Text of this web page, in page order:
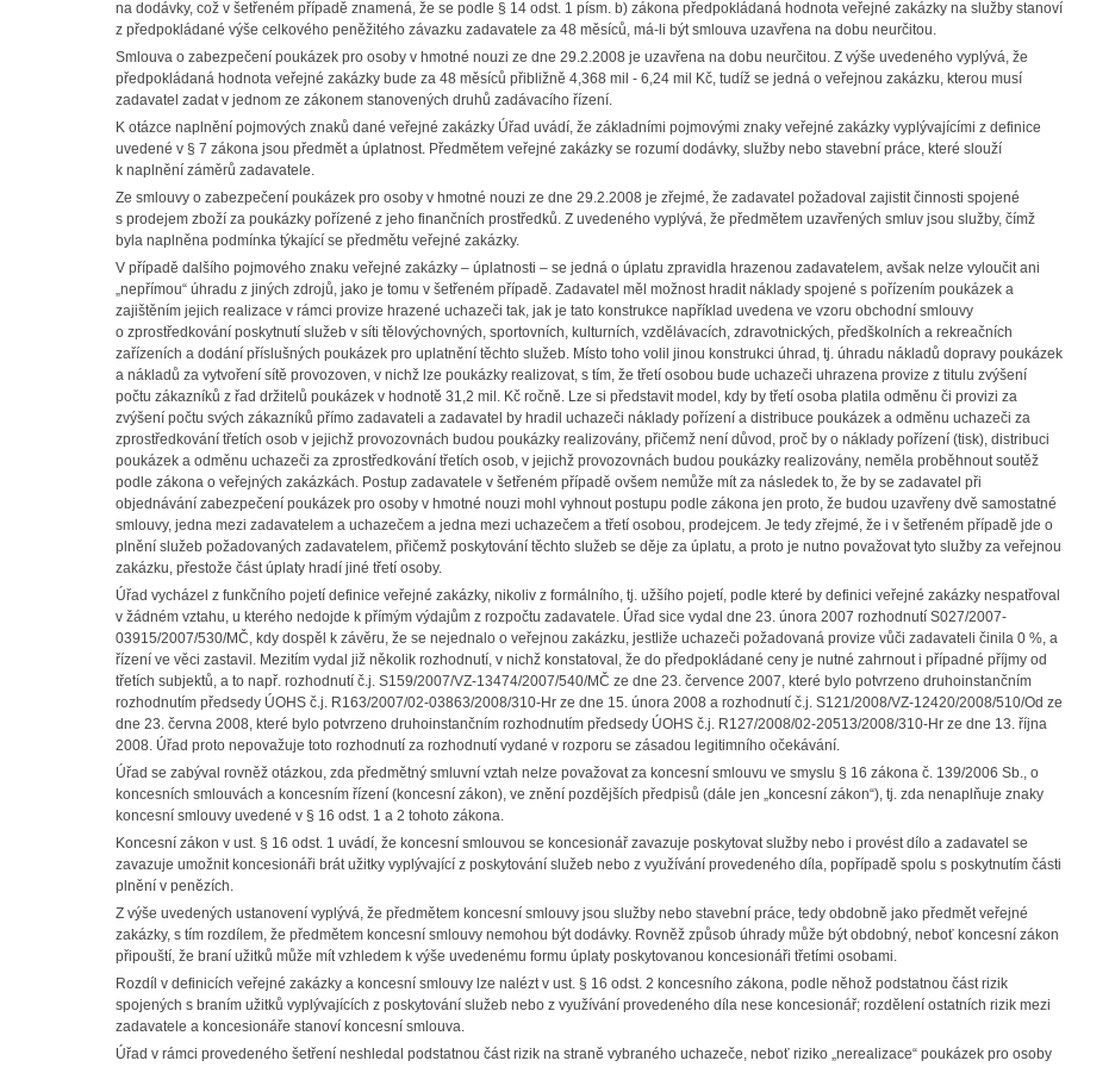
na dodávky, což v šetřeném případě znamená, že se podle § 14 odst. 1 písm. b) zákona předpokládaná hodnota veřejné zakázky na služby stanoví
z předpokládané výše celkového peněžitého závazku zadavatele za 48 měsíců, má-li být smlouva uzavřena na dobu neurčitou.
Smlouva o zabezpečení poukázek pro osoby v hmotné nouzi ze dne 29.2.2008 je uzavřena na dobu neurčitou. Z výše uvedeného vyplývá, že
předpokládaná hodnota veřejné zakázky bude za 48 měsíců přibližně 4,368 mil - 6,24 mil Kč, tudíž se jedná o veřejnou zakázku, kterou musí
zadavatel zadat v jednom ze zákonem stanovených druhů zadávacího řízení.
K otázce naplnění pojmových znaků dané veřejné zakázky Úřad uvádí, že základními pojmovými znaky veřejné zakázky vyplývajícími z definice
uvedené v § 7 zákona jsou předmět a úplatnost. Předmětem veřejné zakázky se rozumí dodávky, služby nebo stavební práce, které slouží
k naplnění záměrů zadavatele.
Ze smlouvy o zabezpečení poukázek pro osoby v hmotné nouzi ze dne 29.2.2008 je zřejmé, že zadavatel požadoval zajistit činnosti spojené
s prodejem zboží za poukázky pořízené z jeho finančních prostředků. Z uvedeného vyplývá, že předmětem uzavřených smluv jsou služby, čímž
byla naplněna podmínka týkající se předmětu veřejné zakázky.
V případě dalšího pojmového znaku veřejné zakázky – úplatnosti – se jedná o úplatu zpravidla hrazenou zadavatelem, avšak nelze vyloučit ani
„nepřímou“ úhradu z jiných zdrojů, jako je tomu v šetřeném případě. Zadavatel měl možnost hradit náklady spojené s pořízením poukázek a
zajištěním jejich realizace v rámci provize hrazené uchazeči tak, jak je tato konstrukce například uvedena ve vzoru obchodní smlouvy
o zprostředkování poskytnutí služeb v síti tělovýchovných, sportovních, kulturních, vzdělávacích, zdravotnických, předškolních a rekreačních
zařízeních a dodání příslušných poukázek pro uplatnění těchto služeb. Místo toho volil jinou konstrukci úhrad, tj. úhradu nákladů dopravy poukázek
a nákladů za vytvoření sítě provozoven, v nichž lze poukázky realizovat, s tím, že třetí osobou bude uchazeči uhrazena provize z titulu zvýšení
počtu zákazníků z řad držitelů poukázek v hodnotě 31,2 mil. Kč ročně. Lze si představit model, kdy by třetí osoba platila odměnu či provizi za
zvýšení počtu svých zákazníků přímo zadavateli a zadavatel by hradil uchazeči náklady pořízení a distribuce poukázek a odměnu uchazeči za
zprostředkování třetích osob v jejichž provozovnách budou poukázky realizovány, přičemž není důvod, proč by o náklady pořízení (tisk), distribuci
poukázek a odměnu uchazeči za zprostředkování třetích osob, v jejichž provozovnách budou poukázky realizovány, neměla proběhnout soutěž
podle zákona o veřejných zakázkách. Postup zadavatele v šetřeném případě ovšem nemůže mít za následek to, že by se zadavatel při
objednávání zabezpečení poukázek pro osoby v hmotné nouzi mohl vyhnout postupu podle zákona jen proto, že budou uzavřeny dvě samostatné
smlouvy, jedna mezi zadavatelem a uchazečem a jedna mezi uchazečem a třetí osobou, prodejcem. Je tedy zřejmé, že i v šetřeném případě jde o
plnění služeb požadovaných zadavatelem, přičemž poskytování těchto služeb se děje za úplatu, a proto je nutno považovat tyto služby za veřejnou
zakázku, přestože část úplaty hradí jiné třetí osoby.
Úřad vycházel z funkčního pojetí definice veřejné zakázky, nikoliv z formálního, tj. užšího pojetí, podle které by definici veřejné zakázky nespatřoval
v žádném vztahu, u kterého nedojde k přímým výdajům z rozpočtu zadavatele. Úřad sice vydal dne 23. února 2007 rozhodnutí S027/2007-
03915/2007/530/MČ, kdy dospěl k závěru, že se nejednalo o veřejnou zakázku, jestliže uchazeči požadovaná provize vůči zadavateli činila 0 %, a
řízení ve věci zastavil. Mezitím vydal již několik rozhodnutí, v nichž konstatoval, že do předpokládané ceny je nutné zahrnout i případné příjmy od
třetích subjektů, a to např. rozhodnutí č.j. S159/2007/VZ-13474/2007/540/MČ ze dne 23. července 2007, které bylo potvrzeno druhoinstančním
rozhodnutím předsedy ÚOHS č.j. R163/2007/02-03863/2008/310-Hr ze dne 15. února 2008 a rozhodnutí č.j. S121/2008/VZ-12420/2008/510/Od ze
dne 23. června 2008, které bylo potvrzeno druhoinstančním rozhodnutím předsedy ÚOHS č.j. R127/2008/02-20513/2008/310-Hr ze dne 13. října
2008. Úřad proto nepovažuje toto rozhodnutí za rozhodnutí vydané v rozporu se zásadou legitimního očekávání.
Úřad se zabýval rovněž otázkou, zda předmětný smluvní vztah nelze považovat za koncesní smlouvu ve smyslu § 16 zákona č. 139/2006 Sb., o
koncesních smlouvách a koncesním řízení (koncesní zákon), ve znění pozdějších předpisů (dále jen „koncesní zákon“), tj. zda nenaplňuje znaky
koncesní smlouvy uvedené v § 16 odst. 1 a 2 tohoto zákona.
Koncesní zákon v ust. § 16 odst. 1 uvádí, že koncesní smlouvou se koncesionář zavazuje poskytovat služby nebo i provést dílo a zadavatel se
zavazuje umožnit koncesionáři brát užitky vyplývající z poskytování služeb nebo z využívání provedeného díla, popřípadě spolu s poskytnutím části
plnění v penězích.
Z výše uvedených ustanovení vyplývá, že předmětem koncesní smlouvy jsou služby nebo stavební práce, tedy obdobně jako předmět veřejné
zakázky, s tím rozdílem, že předmětem koncesní smlouvy nemohou být dodávky. Rovněž způsob úhrady může být obdobný, neboť koncesní zákon
připouští, že braní užitků může mít vzhledem k výše uvedenému formu úplaty poskytovanou koncesionáři třetími osobami.
Rozdíl v definicích veřejné zakázky a koncesní smlouvy lze nalézt v ust. § 16 odst. 2 koncesního zákona, podle něhož podstatnou část rizik
spojených s braním užitků vyplývajících z poskytování služeb nebo z využívání provedeného díla nese koncesionář; rozdělení ostatních rizik mezi
zadavatele a koncesionáře stanoví koncesní smlouva.
Úřad v rámci provedeného šetření neshledal podstatnou část rizik na straně vybraného uchazeče, neboť riziko „nerealizace“ poukázek pro osoby